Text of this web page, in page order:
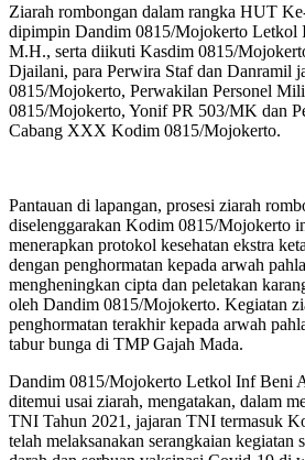
Ziarah rombongan dalam rangka HUT
dipimpin Dandim 0815/Mojokerto Letkol
M.H., serta diikuti Kasdim 0815/
Djailani, para Perwira Staf dan Danramil
0815/Mojokerto, Perwakilan Personel
0815/Mojokerto, Yonif PR 503/MK dan
Cabang XXX Kodim 0815/Mojokerto.
Pantauan di lapangan, prosesi ziarah
diselenggarakan Kodim 0815/Mojokerto
menerapkan protokol kesehatan ekstra
dengan penghormatan kepada arwah
mengheningkan cipta dan peletakan
oleh Dandim 0815/Mojokerto. Kegiatan
penghormatan terakhir kepada arwah
tabur bunga di TMP Gajah Mada.
Dandim 0815/Mojokerto Letkol Inf Beni
ditemui usai ziarah, mengatakan, dalam
TNI Tahun 2021, jajaran TNI termasuk
telah melaksanakan serangkaian kegiatan